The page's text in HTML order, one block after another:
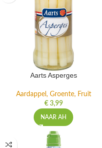
Aarts Asperges
Aardappel, Groente, Fruit
€3,99
NAAR AH